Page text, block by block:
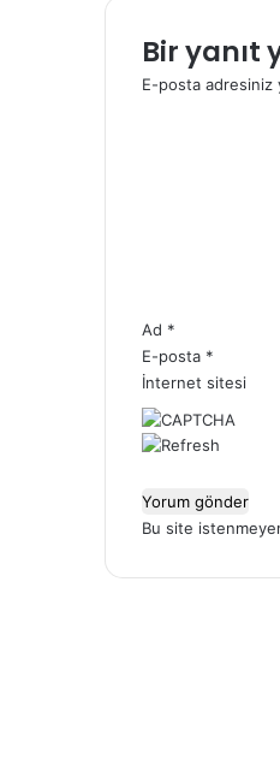
Bir yanıt
E-posta adresiniz
Ad *
E-posta *
İnternet sitesi
Bu site